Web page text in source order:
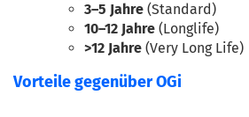
3–5 Jahre (Standard)
10–12 Jahre (Longlife)
>12 Jahre (Very Long Life)
Vorteile gegenüber OGi